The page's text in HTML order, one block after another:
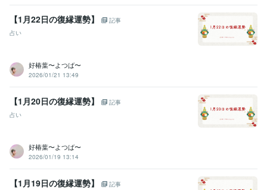
【1月22日の復縁運勢】
記事
占い
好椿葉〜よつば〜
2026/01/21 13:49
【1月20日の復縁運勢】
記事
占い
好椿葉〜よつば〜
2026/01/19 13:14
【1月19日の復縁運勢】
記事